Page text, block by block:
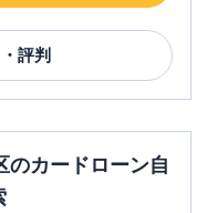
祝日は21:00まで営業）
評判
のカードローン自